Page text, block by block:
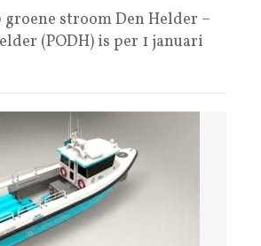
groene stroom Den Helder –
(PODH) is per 1 januari